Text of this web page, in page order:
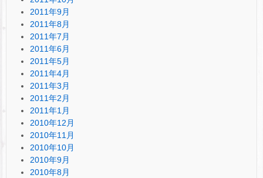
2011年9月
2011年8月
2011年7月
2011年6月
2011年5月
2011年4月
2011年3月
2011年2月
2011年1月
2010年12月
2010年11月
2010年10月
2010年9月
2010年8月